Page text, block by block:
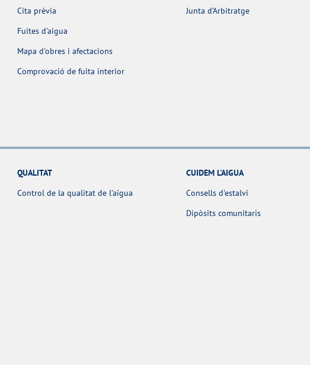
Cita prèvia
Fuites d'aigua
Mapa d'obres i afectacions
Comprovació de fuita interior
Junta d’Arbitratge
QUALITAT
Control de la qualitat de l’aigua
CUIDEM L'AIGUA
Consells d'estalvi
Dipòsits comunitaris